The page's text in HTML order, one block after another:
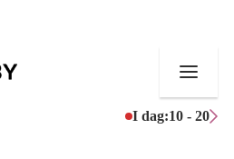
I dag:10 - 20